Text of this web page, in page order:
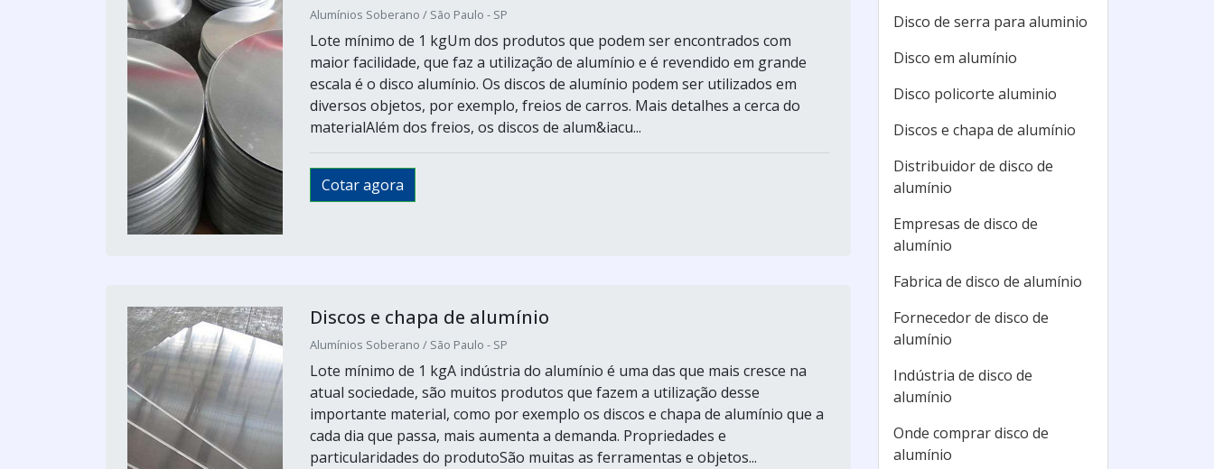
Alumínios Soberano / São Paulo - SP
Lote mínimo de 1 kgUm dos produtos que podem ser encontrados com
maior facilidade, que faz a utilização de alumínio e é revendido em grande
escala é o disco alumínio. Os discos de alumínio podem ser utilizados em
diversos objetos, por exemplo, freios de carros. Mais detalhes a cerca do
materialAlém dos freios, os discos de alum&iacu...
Cotar agora
Discos e chapa de alumínio
Alumínios Soberano / São Paulo - SP
Lote mínimo de 1 kgA indústria do alumínio é uma das que mais cresce na
atual sociedade, são muitos produtos que fazem a utilização desse
importante material, como por exemplo os discos e chapa de alumínio que a
cada dia que passa, mais aumenta a demanda. Propriedades e
particularidades do produtoSão muitas as ferramentas e objetos...
Disco de serra para aluminio
Disco em alumínio
Disco policorte aluminio
Discos e chapa de alumínio
Distribuidor de disco de
alumínio
Empresas de disco de
alumínio
Fabrica de disco de alumínio
Fornecedor de disco de
alumínio
Indústria de disco de
alumínio
Onde comprar disco de
alumínio